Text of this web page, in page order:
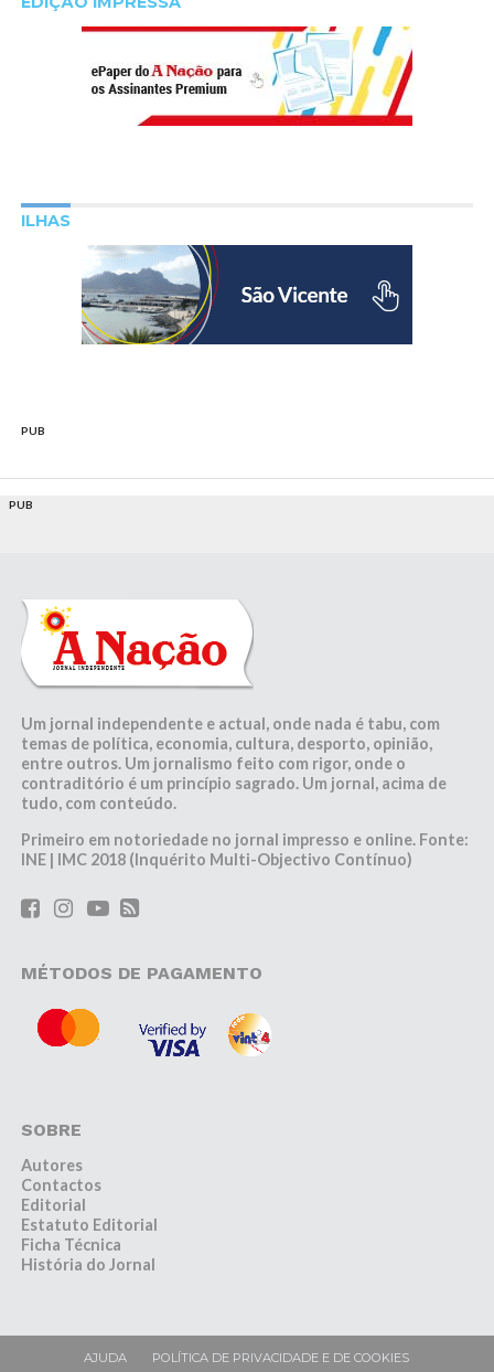
ILHAS
PUB
PUB
Um jornal independente e actual, onde nada é tabu, com
temas de política, economia, cultura, desporto, opinião,
entre outros. Um jornalismo feito com rigor, onde o
contraditório é um princípio sagrado. Um jornal, acima de
tudo, com conteúdo.
Primeiro em notoriedade no jornal impresso e online. Fonte:
INE | IMC 2018 (Inquérito Multi-Objectivo Contínuo)
MÉTODOS DE PAGAMENTO
SOBRE
Autores
Contactos
Editorial
Estatuto Editorial
Ficha Técnica
História do Jornal
AJUDA POLÍTICA DE PRIVACIDADE E DE COOKIES